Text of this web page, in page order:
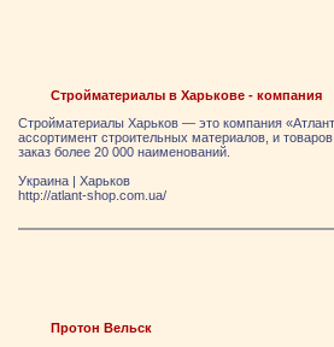
Стройматериалы в Харькове - компания
Стройматериалы Харьков — это компания
ассортимент строительных материалов, и
заказ более 20 000 наименований.
Украина | Харьков
http://atlant-shop.com.ua/
Протон Вельск